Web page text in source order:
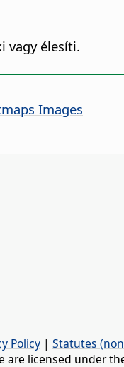
vagy élesíti.
Images
Policy | Statutes
are licensed under